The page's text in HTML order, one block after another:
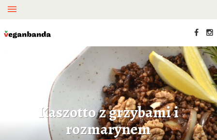
Kaszotto z grzybami i
rozmarynem